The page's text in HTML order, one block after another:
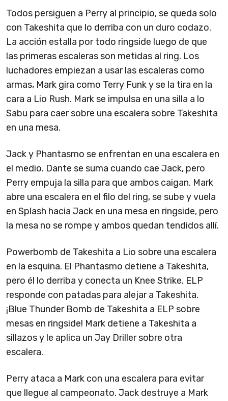
Todos persiguen a Perry al principio, se queda solo
con Takeshita que lo derriba con un duro codazo.
La acción estalla por todo ringside luego de que
las primeras escaleras son metidas al ring. Los
luchadores empiezan a usar las escaleras como
armas, Mark gira como Terry Funk y se la tira en la
cara a Lio Rush. Mark se impulsa en una silla a lo
Sabu para caer sobre una escalera sobre Takeshita
en una mesa.
Jack y Phantasmo se enfrentan en una escalera en
el medio. Dante se suma cuando cae Jack, pero
Perry empuja la silla para que ambos caigan. Mark
abre una escalera en el filo del ring, se sube y vuela
en Splash hacia Jack en una mesa en ringside, pero
la mesa no se rompe y ambos quedan tendidos allí.
Powerbomb de Takeshita a Lio sobre una escalera
en la esquina. El Phantasmo detiene a Takeshita,
pero él lo derriba y conecta un Knee Strike. ELP
responde con patadas para alejar a Takeshita.
¡Blue Thunder Bomb de Takeshita a ELP sobre
mesas en ringside! Mark detiene a Takeshita a
sillazos y le aplica un Jay Driller sobre otra
escalera.
Perry ataca a Mark con una escalera para evitar
que llegue al campeonato. Jack destruye a Mark